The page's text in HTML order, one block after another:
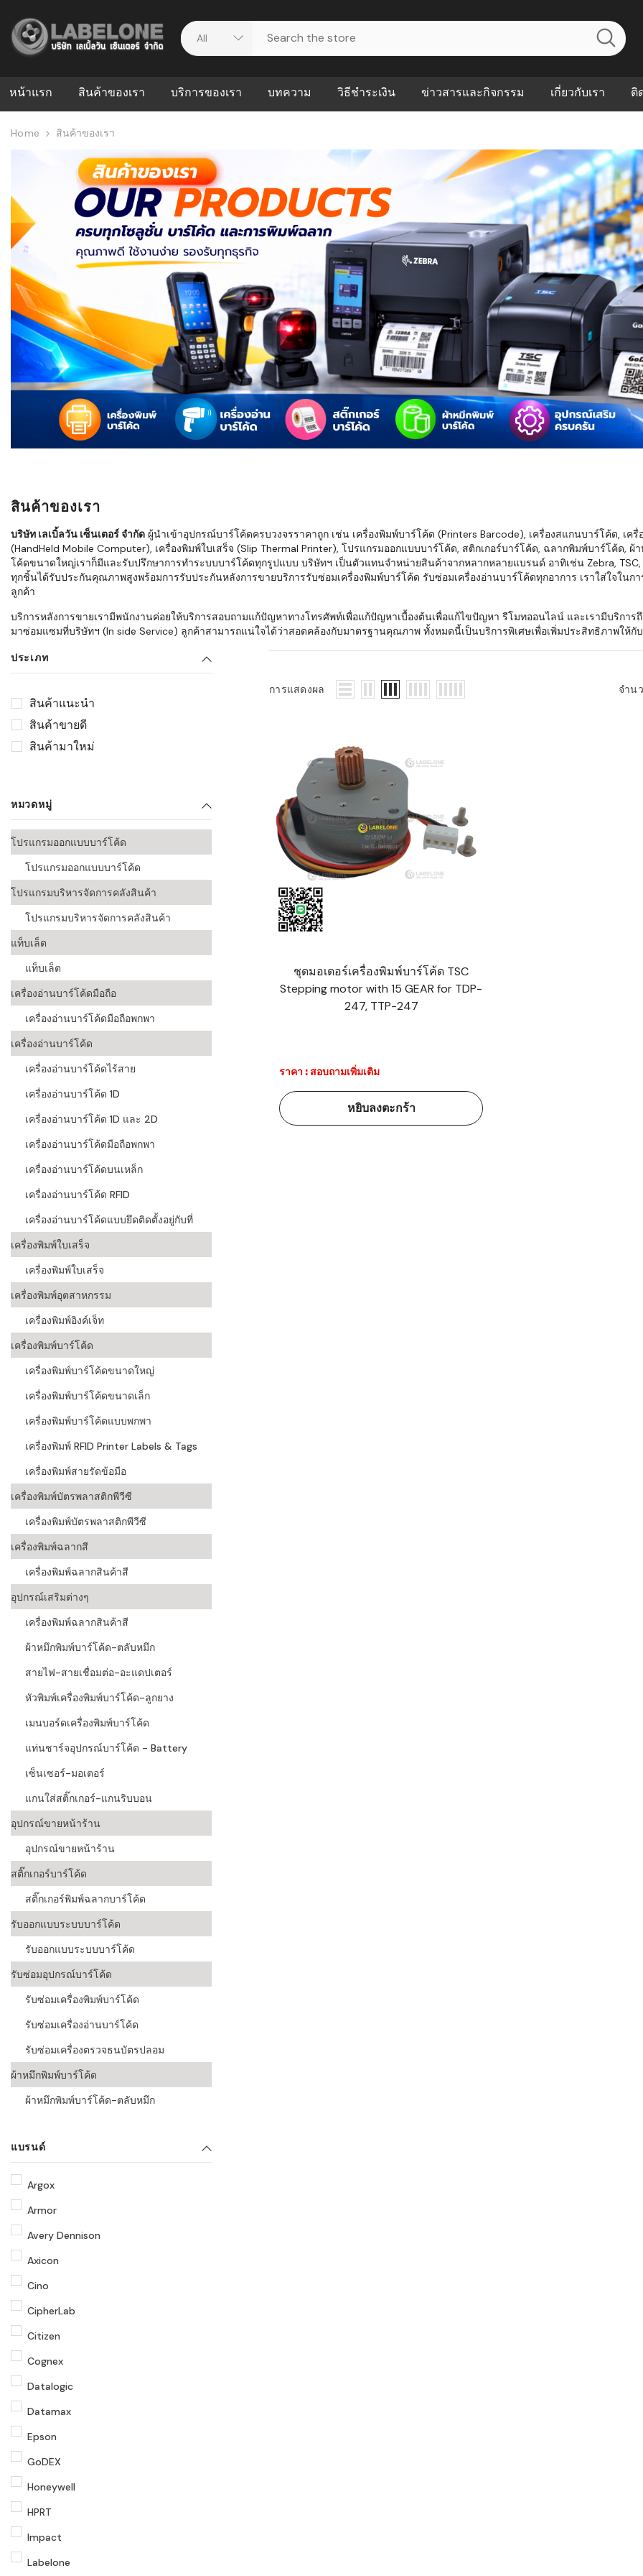
หน้าแรก สินค้าของเรา บริการของเรา
ดาวน์โหลดไดร์เวอร์
วีดีโอแนะนำ
บทความ
บริหารคลังสินค้าที่ช่วยลด
สต็อกแบบ Real-time
ปัญหาคลังสินค้าที่บอกว่า
ธุรกิจของคุณควรเริ่มใช้
WMS กับ ERP ต่างกัน
อย่างไร? ทำไมหลายธุรกิจ
ต้องใช้ร่วมกัน
ใช้ Excel คุมสต็อก กับใช้
WMS ต่างกันอย่างไร?
แบบไหนเหมาะกับธุรกิจที่
กำลังเติบโต
ขั้นตอนการทำงานของ
WMS ตั้งแต่รับสินค้า จัด
เก็บ หยิบ แพ็ก จนถึงจัดส่ง
อย่างไร
WMS สำหรับธุรกิจ 3PL,
ค้าส่ง และ E-Commerce:
แนะนำ Checklist ก่อน
เลือกระบบ WMS: ธุรกิจ
ก่อนเริ่มติดตั้ง
ระบบบาร์โค้ดในธุรกิจขน
ส่งและโลจิสติกส์
ระบบบาร์โค้ดในธุรกิจ
ขายธุรกิจค้าปลีก
การพัฒนาบาร์โค้ดในงาน
อุตสาหกรรม
ระบบบาร์โค้ดใน
อุตสาหกรรมยานยนต์
ระบบบาร์โค้ดใน
อุตสาหกรรมอาหาร
แพทย์
ระบบบาร์โค้ดในด้านการ
วิธีชำระเงิน ข่าวสารและกิจกรรม เกี่ยวกับเรา
FAQs
Our Customer
ติ
Home สินค้าของเรา
สินค้าของเรา
บริษัท เลเบิ้ลวัน เซ็นเตอร์ จำกัด ผู้นำเข้าอุปกรณ์บาร์โค้ดครบวงจรราคาถูก เช่น เครื่องพิมพ์บาร์โค้ด (Printers Barcode), เครื่องสแกนบาร์โค้ด, เค
(HandHeld Mobile Computer), เครื่องพิมพ์ใบเสร็จ (Slip Thermal Printer), โปรแกรมออกแบบบาร์โค้ด, สติกเกอร์บาร์โค้ด, ฉลากพิมพ์บาร์โค้ด,
โค้ดขนาดใหญ่เราก็มีและรับปรึกษาการทำระบบบาร์โค้ดทุกรูปแบบ บริษัทฯ เป็นตัวแทนจำหน่ายสินค้าจากหลากหลายแบรนด์ อาทิเช่น Zebra, TSC,
ทุกชิ้นได้รับประกันคุณภาพสูงพร้อมการรับประกันหลังการขายบริการรับซ่อมเครื่องพิมพ์บาร์โค้ด รับซ่อมเครื่องอ่านบาร์โค้ดทุกอาการ เราใส่ใจใน
ลูกค้า
บริการหลังการขายเรามีพนักงานค่อยให้บริการสอบถามแก้ปัญหาทางโทรศัพท์เพื่อแก้ปัญหาเบื้องต้นเพื่อแก้ไขปัญหา รีโมทออนไลน์ และเรามีบริการ
มาซ่อมแซมที่บริษัทฯ (In side Service) ลูกค้าสามารถแน่ใจได้ว่าสอดคล้องกับมาตรฐานคุณภาพ ทั้งหมดนี้เป็นบริการพิเศษเพื่อเพิ่มประสิทธิภาพให้กั
ประเภท
สินค้าแนะนำ
สินค้าขายดี
สินค้ามาใหม่
หมวดหมู่
โปรแกรมออกแบบบาร์โค้ด
โปรแกรมออกแบบบาร์โค้ด
โปรแกรมบริหารจัดการคลังสินค้า
โปรแกรมบริหารจัดการคลังสินค้า
แท็บเล็ต
แท็บเล็ต
เครื่องอ่านบาร์โค้ดมือถือ
เครื่องอ่านบาร์โค้ดมือถือพกพา
เครื่องอ่านบาร์โค้ด
เครื่องอ่านบาร์โค้ดไร้สาย
เครื่องอ่านบาร์โค้ด 1D
เครื่องอ่านบาร์โค้ด 1D และ 2D
เครื่องอ่านบาร์โค้ดมือถือพกพา
เครื่องอ่านบาร์โค้ดบนเหล็ก
เครื่องอ่านบาร์โค้ด RFID
เครื่องอ่านบาร์โค้ดแบบยึดติดตั้งอยู่กับที่
เครื่องพิมพ์ใบเสร็จ
เครื่องพิมพ์ใบเสร็จ
เครื่องพิมพ์อุตสาหกรรม
เครื่องพิมพ์อิงค์เจ็ท
เครื่องพิมพ์บาร์โค้ด
เครื่องพิมพ์บาร์โค้ดขนาดใหญ่
เครื่องพิมพ์บาร์โค้ดขนาดเล็ก
เครื่องพิมพ์บาร์โค้ดแบบพกพา
เครื่องพิมพ์ RFID Printer Labels & Tags
เครื่องพิมพ์สายรัดข้อมือ
เครื่องพิมพ์บัตรพลาสติกพีวีซี
เครื่องพิมพ์บัตรพลาสติกพีวีซี
เครื่องพิมพ์ฉลากสี
เครื่องพิมพ์ฉลากสินค้าสี
อุปกรณ์เสริมต่างๆ
เครื่องพิมพ์ฉลากสินค้าสี
ผ้าหมึกพิมพ์บาร์โค้ด-ตลับหมึก
สายไฟ-สายเชื่อมต่อ-อะแดปเตอร์
หัวพิมพ์เครื่องพิมพ์บาร์โค้ด-ลูกยาง
เมนบอร์ดเครื่องพิมพ์บาร์โค้ด
แท่นชาร์จอุปกรณ์บาร์โค้ด - Battery
เซ็นเซอร์-มอเตอร์
แกนใส่สติ๊กเกอร์-แกนริบบอน
อุปกรณ์ขายหน้าร้าน
อุปกรณ์ขายหน้าร้าน
สติ๊กเกอร์บาร์โค้ด
สติ๊กเกอร์พิมพ์ฉลากบาร์โค้ด
รับออกแบบระบบบาร์โค้ด
รับออกแบบระบบบาร์โค้ด
รับซ่อมอุปกรณ์บาร์โค้ด
รับซ่อมเครื่องพิมพ์บาร์โค้ด
รับซ่อมเครื่องอ่านบาร์โค้ด
รับซ่อมเครื่องตรวจธนบัตรปลอม
ผ้าหมึกพิมพ์บาร์โค้ด
ผ้าหมึกพิมพ์บาร์โค้ด-ตลับหมึก
แบรนด์
Argox
Armor
Avery Dennison
Axicon
Cino
CipherLab
Citizen
Cognex
Datalogic
Datamax
Epson
GoDEX
Honeywell
HPRT
Impact
Labelone
การแสดงผล จำน
ชุดมอเตอร์เครื่องพิมพ์บาร์โค้ด TSC
Stepping motor with 15 GEAR for TDP-
247, TTP-247
ราคา : สอบถามเพิ่มเติม
หยิบลงตะกร้า